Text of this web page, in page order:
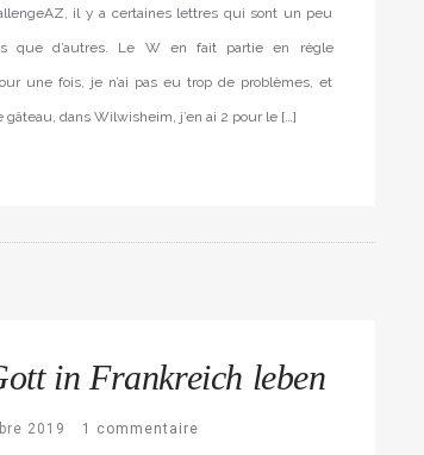
il y a certaines lettres qui sont un peu
que d’autres. Le W en fait partie en règle
une fois, je n’ai pas eu trop de problèmes, et
gâteau, dans Wilwisheim, j’en ai 2 pour le […]
in Frankreich leben
2019 1 commentaire